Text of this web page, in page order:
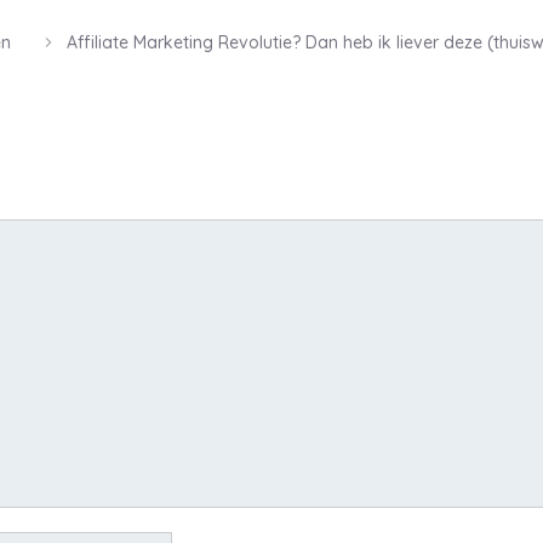
Affiliate Marketing Revolutie? Dan heb ik liever deze